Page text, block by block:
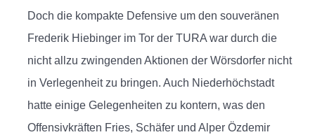
Doch die kompakte Defensive um den souveränen
Frederik Hiebinger im Tor der TURA war durch die
nicht allzu zwingenden Aktionen der Wörsdorfer nicht
in Verlegenheit zu bringen. Auch Niederhöchstadt
hatte einige Gelegenheiten zu kontern, was den
Offensivkräften Fries, Schäfer und Alper Özdemir